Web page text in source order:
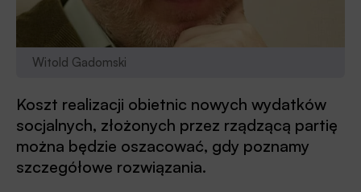
Witold Gadomski
Koszt realizacji obietnic nowych wydatków
socjalnych, złożonych przez rządzącą partię
można będzie oszacować, gdy poznamy
szczegółowe rozwiązania.